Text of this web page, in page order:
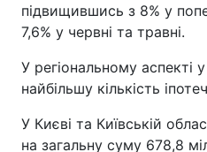
підвищившись з 8% у
7,6% у червні та травні.
У регіональному аспекті
найбільшу кількість
У Києві та Київській
на загальну суму 678,8